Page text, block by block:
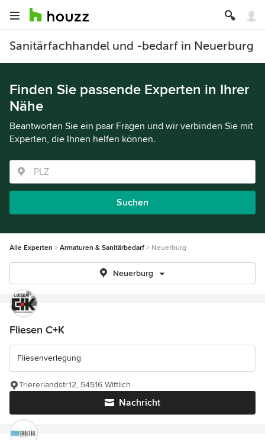
Sanitärfachhandel und -bedarf in Neuerburg
Finden Sie passende Experten in Ihrer
Nähe
Beantworten Sie ein paar Fragen und wir verbinden Sie mit
Experten, die Ihnen helfen können.
Suchen
Alle Experten Armaturen & Sanitärbedarf Neuerburg
Neuerburg
Fliesen C+K
Fliesenverlegung
Nachricht
Triererlandstr.12, 54516 Wittlich